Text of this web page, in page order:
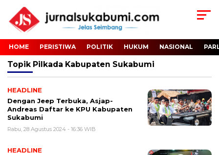
HOME PERISTIWA POLITIK HUKUM NASIONAL
Topik Pilkada Kabupaten Sukabumi
HEADLINE
Dengan Jeep Terbuka, Asjap-
Andreas Daftar ke KPU Kabupaten
Sukabumi
Rabu, 28 Agustus 2024 - 16:36 WIB
HEADLINE